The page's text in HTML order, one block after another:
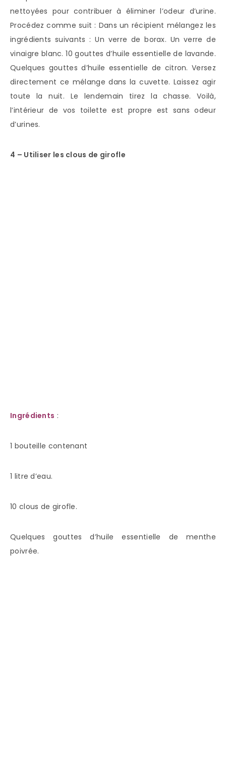
nettoyées pour contribuer à éliminer l’odeur d’urine.
Procédez comme suit : Dans un récipient mélangez les
ingrédients suivants : Un verre de borax. Un verre de
vinaigre blanc. 10 gouttes d’huile essentielle de lavande.
Quelques gouttes d’huile essentielle de citron. Versez
directement ce mélange dans la cuvette. Laissez agir
toute la nuit. Le lendemain tirez la chasse. Voilà,
l’intérieur de vos toilette est propre est sans odeur
d’urines.
4 – Utiliser les clous de girofle
Ingrédients :
1 bouteille contenant
1 litre d’eau.
10 clous de girofle.
Quelques gouttes d’huile essentielle de menthe
poivrée.